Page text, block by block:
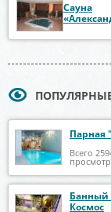
Сауна
Парная
Всего
Банный
Космос